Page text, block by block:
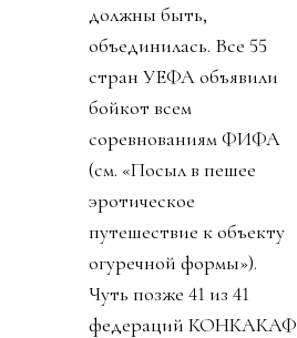
должны быть,
объединилась. Все 55
стран УЕФА объявили
бойкот всем
соревнованиям ФИФА
(см. «Посыл в пешее
эротическое
путешествие к объекту
огуречной формы»).
Чуть позже 41 из 41
федераций КОНКАКАФ